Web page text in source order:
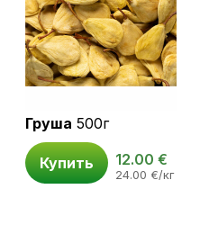
Груша 500г
Купить 12.00 €
24.00 €/кг